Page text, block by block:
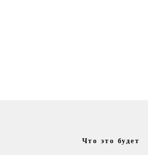
Что это будет